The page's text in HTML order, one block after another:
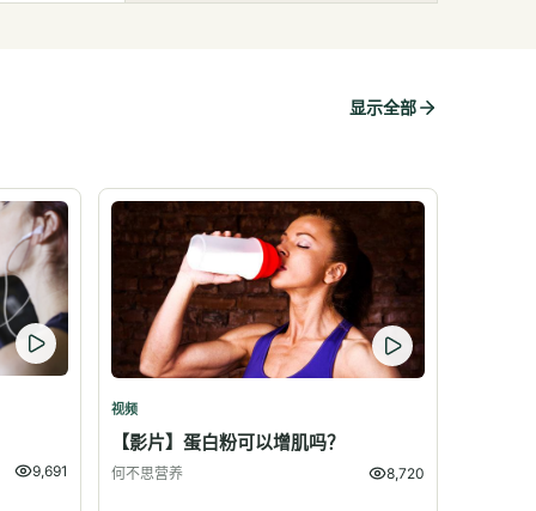
显示全部
9,691
视频
【影片】蛋白粉可以增肌吗？
何不思营养 8,720